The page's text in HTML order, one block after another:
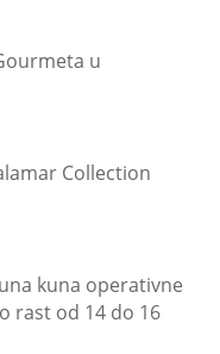
u
Collection
kuna operativne
rast od 14 do 16